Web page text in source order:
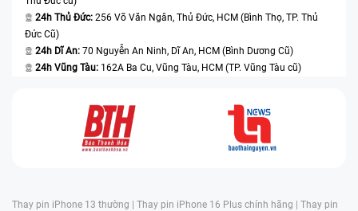
24h Thủ Đức: 256 Võ Văn Ngân, Thủ Đức, HCM (Bình Thọ, TP. Thủ
Đức Cũ)
24h Dĩ An: 70 Nguyễn An Ninh, Dĩ An, HCM (Bình Dương Cũ)
24h Vũng Tàu: 162A Ba Cu, Vũng Tàu, HCM (TP. Vũng Tàu cũ)
Thay pin iPhone 13 thường | Thay pin iPhone 16 Plus chính hãng | Thay pin